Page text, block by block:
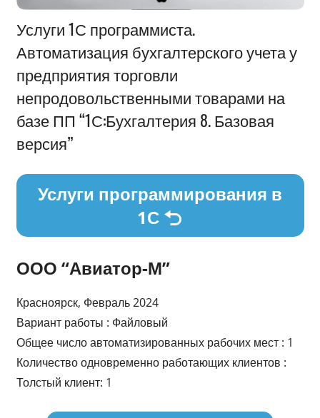
Информация
Услуги 1С программиста.
Автоматизация бухгалтерского учета у
предприятия торговли
непродовольственными товарами на
базе ПП “1С:Бухгалтерия 8. Базовая
версия”
Услуги программирования в
1С
ООО “Авиатор-М”
Красноярск, Февраль 2024
Вариант работы : Файловый
Общее число автоматизированных рабочих мест : 1
Количество одновременно работающих клиентов :
Толстый клиент: 1